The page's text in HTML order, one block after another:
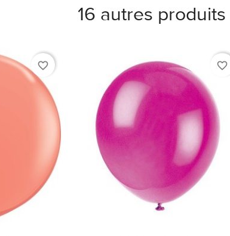
16 autres
favorite_border favorite_border